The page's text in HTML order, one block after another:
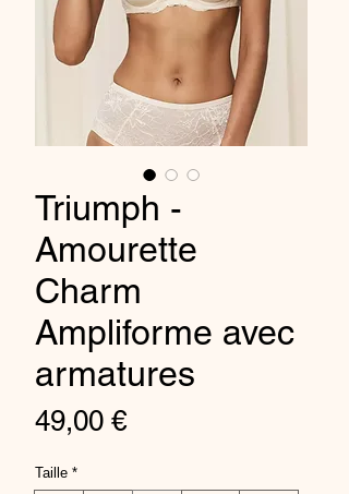
Triumph -
Amourette
Charm
Ampliforme avec
armatures
49,00 €Preis
Taille *